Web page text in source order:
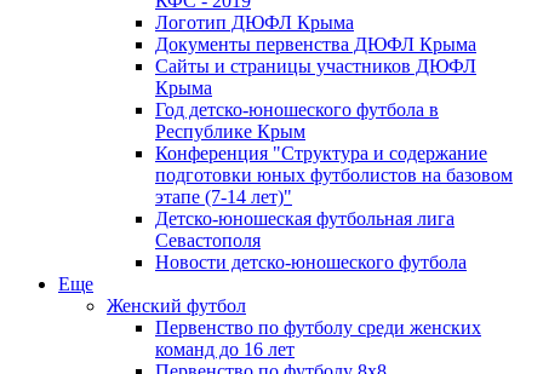
Логотип ДЮФЛ Крыма
Документы первенства ДЮФЛ Крыма
Сайты и страницы участников ДЮФЛ
Крыма
Год детско-юношеского футбола в
Республике Крым
Конференция "Структура и содержание
подготовки юных футболистов на базовом
этапе (7-14 лет)"
Детско-юношеская футбольная лига
Севастополя
Новости детско-юношеского футбола
Еще
Женский футбол
Первенство по футболу среди женских
команд до 16 лет